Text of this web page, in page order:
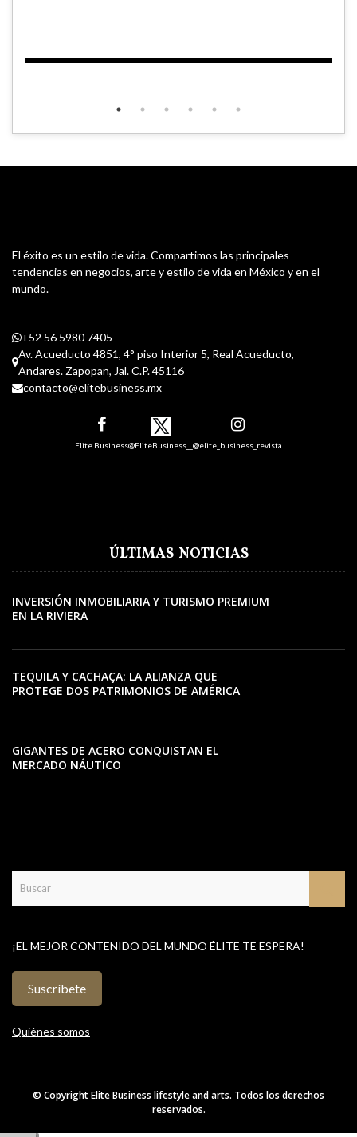
El éxito es un estilo de vida. Compartimos las principales
tendencias en negocios, arte y estilo de vida en México y en el
mundo.
+52 56 5980 7405
Av. Acueducto 4851, 4° piso Interior 5, Real Acueducto,
Andares. Zapopan, Jal. C.P. 45116
contacto@elitebusiness.mx
Elite Business@EliteBusiness__ @elite_business_revista
ÚLTIMAS NOTICIAS
INVERSIÓN INMOBILIARIA Y TURISMO PREMIUM
EN LA RIVIERA
TEQUILA Y CACHAÇA: LA ALIANZA QUE
PROTEGE DOS PATRIMONIOS DE AMÉRICA
GIGANTES DE ACERO CONQUISTAN EL
MERCADO NÁUTICO
¡EL MEJOR CONTENIDO DEL MUNDO ÉLITE TE ESPERA!
Suscríbete
Quiénes somos
© CopyrightElite Business lifestyle and arts. Todos los derechos
reservados.